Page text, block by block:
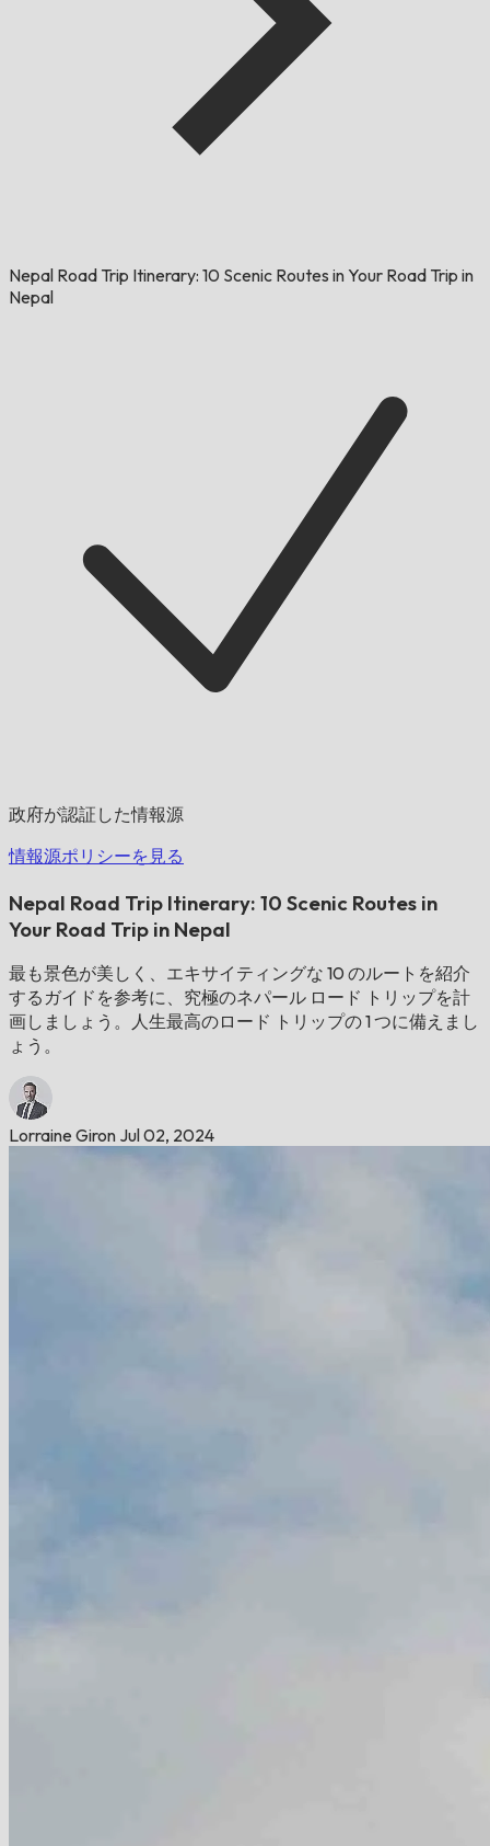
Nepal Road Trip Itinerary: 10 Scenic Routes in Your Road Trip in
Nepal
政府が認証した情報源
情報源ポリシーを見る
Nepal Road Trip Itinerary: 10 Scenic Routes in
Your Road Trip in Nepal
最も景色が美しく、エキサイティングな 10 のルートを紹介
するガイドを参考に、究極のネパール ロード トリップを計
画しましょう。人生最高のロード トリップの 1 つに備えまし
ょう。
Lorraine Giron Jul 02, 2024